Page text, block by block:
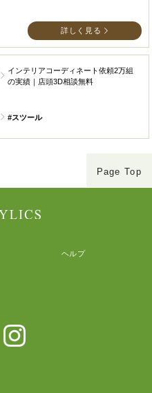
詳しく見る
インテリアコーディネート依頼2万組
の実績｜店頭3D相談無料
#スツール
Page Top
ヘルプ